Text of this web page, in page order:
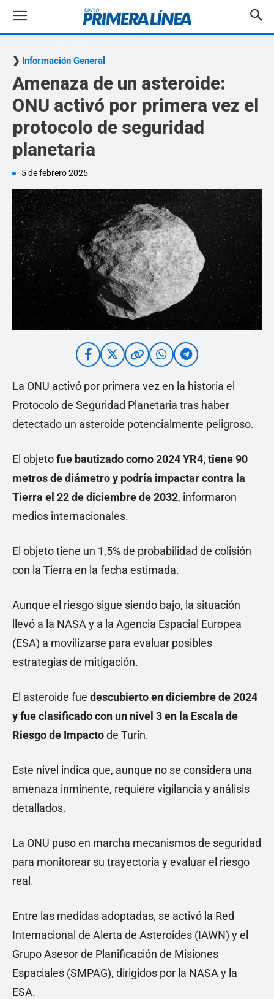
Información General
Amenaza de un asteroide:
ONU activó por primera vez el
protocolo de seguridad
planetaria
5 de febrero 2025
La ONU activó por primera vez en la historia el
Protocolo de Seguridad Planetaria tras haber
detectado un asteroide potencialmente peligroso.
El objetofue bautizado como 2024 YR4, tiene 90
metros de diámetro y podría impactar contra la
Tierra el 22 de diciembre de 2032, informaron
medios internacionales.
El objeto tiene un 1,5% de probabilidad de colisión
con la Tierra en la fecha estimada.
Aunque el riesgo sigue siendo bajo, la situación
llevó a la NASA y a la Agencia Espacial Europea
(ESA) a movilizarse para evaluar posibles
estrategias de mitigación.
El asteroide fue descubierto en diciembre de 2024
y fue clasificado con un nivel 3 en la Escala de
Riesgo de Impactode Turín.
Este nivel indica que, aunque no se considera una
amenaza inminente, requiere vigilancia y análisis
detallados.
La ONU puso en marcha mecanismos de seguridad
para monitorear su trayectoria y evaluar el riesgo
real.
Entre las medidas adoptadas, se activó la Red
Internacional de Alerta de Asteroides (IAWN) y el
Grupo Asesor de Planificación de Misiones
Espaciales (SMPAG), dirigidos por la NASA y la
ESA.